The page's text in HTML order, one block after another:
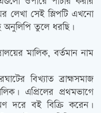
লেখা সেই স্লিপটি এখনো
অনুলিপি তুলে ধরছি।
মালিক, বর্তমান নাম
বিখ্যাত ব্রাহ্মসমাজ
এপ্রিলের প্রথমভাগে
দরে বই বিক্রি করেন।